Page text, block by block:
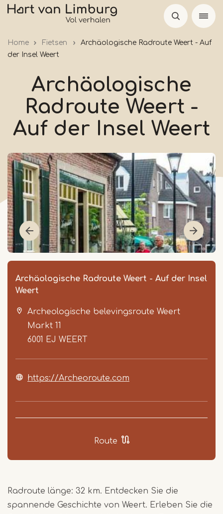
Skip
Home Fietsen
Archäologische Radroute Weert - Auf
der Insel Weert
Archäologische
Radroute Weert -
Auf der Insel Weert
Archäologische Radroute Weert - Auf der Insel
Weert
Archeologische belevingsroute Weert
Markt 11
6001 EJ WEERT
https://Archeoroute.com
Route
Radroute länge: 32 km. Entdecken Sie die
spannende Geschichte von Weert. Erleben Sie die